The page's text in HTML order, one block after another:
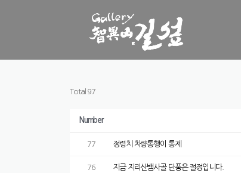
Total 97
Number
77 정령치 차량통행이 통제
76 지금 지리산뱀사골 단풍은 절정입니다.